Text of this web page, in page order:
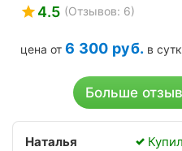
4.5 (Отзывов: 6)
цена от 6 300 руб. в
Больше
Наталья